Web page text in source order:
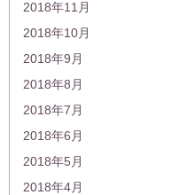
2018年11月
2018年10月
2018年9月
2018年8月
2018年7月
2018年6月
2018年5月
2018年4月